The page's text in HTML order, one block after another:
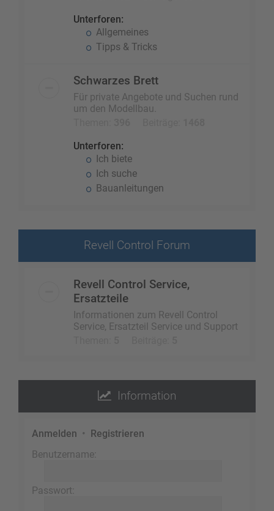
Unterforen:
Allgemeines
Tipps & Tricks
Schwarzes Brett
Für private Angebote und Suchen rund
um den Modellbau.
Unterforen:
Ich biete
Ich suche
Bauanleitungen
Revell Control Forum
Revell Control Service,
Ersatzteile
Informationen zum Revell Control
Service, Ersatzteil Service und Support
Information
Anmelden • Registrieren
Benutzername:
Passwort: